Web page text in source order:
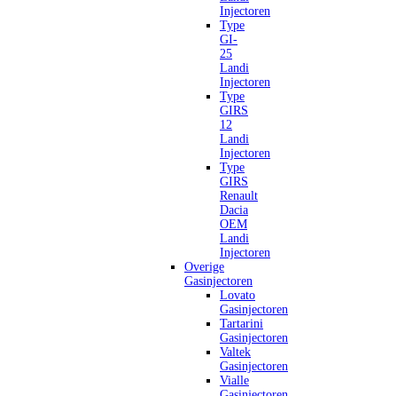
Injectoren
Type
GI-
25
Landi
Injectoren
Type
GIRS
12
Landi
Injectoren
Type
GIRS
Renault
Dacia
OEM
Landi
Injectoren
Overige
Gasinjectoren
Lovato
Gasinjectoren
Tartarini
Gasinjectoren
Valtek
Gasinjectoren
Vialle